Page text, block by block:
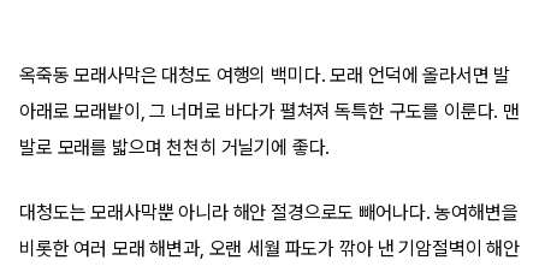
옥죽동 모래사막은 대청도 여행의 백미다. 모래 언덕에 올라서면 발
아래로 모래밭이, 그 너머로 바다가 펼쳐져 독특한 구도를 이룬다. 맨
발로 모래를 밟으며 천천히 거닐기에 좋다.
대청도는 모래사막뿐 아니라 해안 절경으로도 빼어나다. 농여해변을
비롯한 여러 모래 해변과, 오랜 세월 파도가 깎아 낸 기암절벽이 해안